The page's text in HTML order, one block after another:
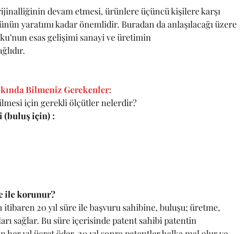
yaratımı kadar önemlidir. Buradan da anlaşılacağı üzere
esas gelişimi sanayi ve üretimin
Bilmeniz Gerekenler:
için gerekli ölçütler nelerdir?
için) :
ile korunur?
20 yıl süre ile başvuru sahibine, buluşu; üretme,
sağlar. Bu süre içerisinde patent sahibi patentin